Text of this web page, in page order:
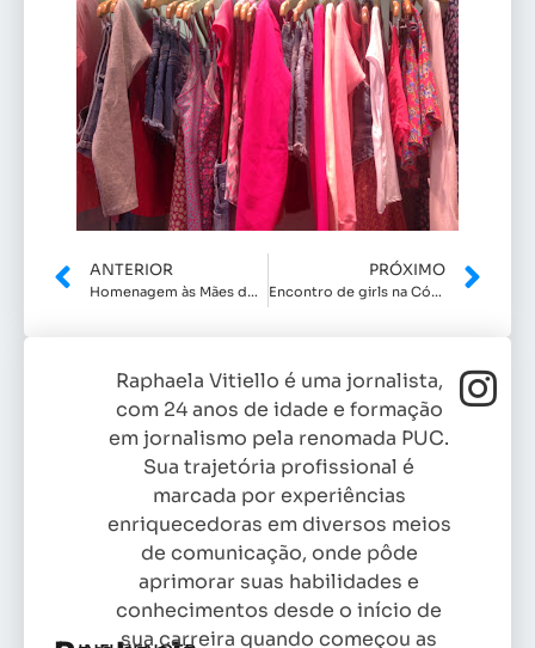
ANTERIOR
Homenagem às Mães do Yázigi
PRÓXIMO
Encontro de girls na Código
Raphaela Vitiello é uma jornalista,
com 24 anos de idade e formação
em jornalismo pela renomada PUC.
Sua trajetória profissional é
marcada por experiências
enriquecedoras em diversos meios
de comunicação, onde pôde
aprimorar suas habilidades e
conhecimentos desde o início de
sua carreira quando começou as